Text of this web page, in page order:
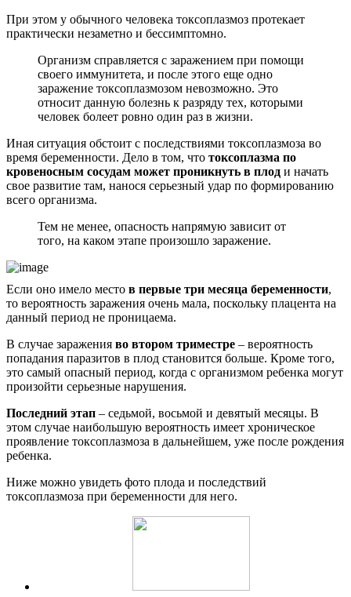
При этом у обычного человека токсоплазмоз протекает
практически незаметно и бессимптомно.
Организм справляется с заражением при помощи
своего иммунитета, и после этого еще одно
заражение токсоплазмозом невозможно. Это
относит данную болезнь к разряду тех, которыми
человек болеет ровно один раз в жизни.
Иная ситуация обстоит с последствиями токсоплазмоза во
время беременности. Дело в том, что токсоплазма по
кровеносным сосудам может проникнуть в плод и начать
свое развитие там, нанося серьезный удар по формированию
всего организма.
Тем не менее, опасность напрямую зависит от
того, на каком этапе произошло заражение.
Если оно имело место в первые три месяца беременности,
то вероятность заражения очень мала, поскольку плацента на
данный период не проницаема.
В случае заражения во втором триместре – вероятность
попадания паразитов в плод становится больше. Кроме того,
это самый опасный период, когда с организмом ребенка могут
произойти серьезные нарушения.
Последний этап – седьмой, восьмой и девятый месяцы. В
этом случае наибольшую вероятность имеет хроническое
проявление токсоплазмоза в дальнейшем, уже после рождения
ребенка.
Ниже можно увидеть фото плода и последствий
токсоплазмоза при беременности для него.